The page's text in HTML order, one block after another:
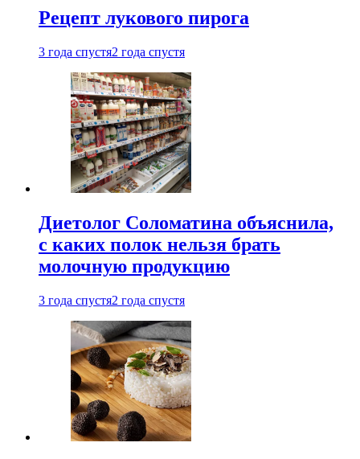
Рецепт лукового пирога
3 года спустя2 года спустя
Диетолог Соломатина объяснила,
с каких полок нельзя брать
молочную продукцию
3 года спустя2 года спустя